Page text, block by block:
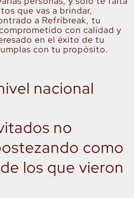
que vas a brindar,
a Refribreak, tu
con calidad y
en el éxito de tu
con tu propósito.
nacional
no
como
los que vieron